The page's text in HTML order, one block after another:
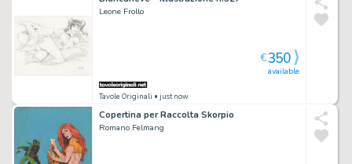
Leone Frollo
Tavole Originali • just now
available
€350
Copertina per Raccolta Skorpio
Romano Felmang